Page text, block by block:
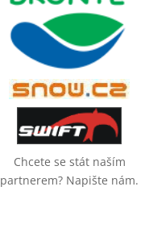
Chcete se stát naším
partnerem? Napište nám.